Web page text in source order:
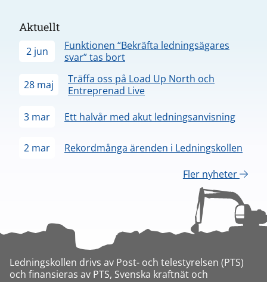
Aktuellt
2 jun
Funktionen “Bekräfta ledningsägares
svar” tas bort
28 maj
Träffa oss på Load Up North och
Entreprenad Live
3 mar
Ett halvår med akut ledningsanvisning
2 mar
Rekordmånga ärenden i Ledningskollen
Fler nyheter
Ledningskollen drivs av Post- och telestyrelsen (PTS)
och finansieras av PTS, Svenska kraftnät och